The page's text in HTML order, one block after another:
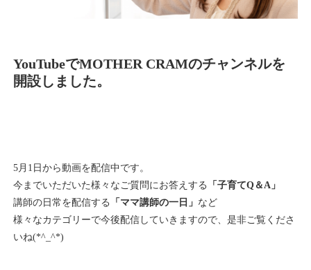
YouTubeでMOTHER CRAMのチャンネルを
開設しました。
5月1日から動画を配信中です。
今までいただいた様々なご質問にお答えする
「子育てQ＆A」
講師の日常を配信する
「ママ講師の一日」 など
様々なカテゴリーで今後配信していきますので、是非ご覧くださ
いね(*^_^*)